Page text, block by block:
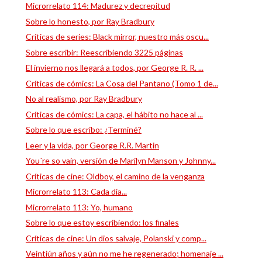
Microrrelato 114: Madurez y decrepitud
Sobre lo honesto, por Ray Bradbury
Críticas de series: Black mirror, nuestro más oscu...
Sobre escribir: Reescribiendo 3225 páginas
El invierno nos llegará a todos, por George R. R. ...
Críticas de cómics: La Cosa del Pantano (Tomo 1 de...
No al realismo, por Ray Bradbury
Críticas de cómics: La capa, el hábito no hace al ...
Sobre lo que escribo: ¿Terminé?
Leer y la vida, por George R.R. Martin
You´re so vain, versión de Marilyn Manson y Johnny...
Críticas de cine: Oldboy, el camino de la venganza
Microrrelato 113: Cada día...
Microrrelato 113: Yo, humano
Sobre lo que estoy escribiendo: los finales
Críticas de cine: Un dios salvaje, Polanski y comp...
Veintiún años y aún no me he regenerado; homenaje ...